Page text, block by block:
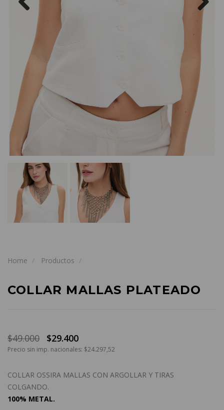
Previous Next
Home Productos
COLLAR MALLAS PLATEADO
$49.000 $29.400
Precio sin imp. nacionales: $24.297,52
COLLAR OSSIRA MALLAS CON ARGOLLAR Y TIRAS
COLGANDO.
100% METAL.